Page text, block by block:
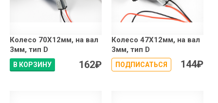
Колесо 70X12мм, на вал
3мм, тип D
В КОРЗИНУ 162₽
Колесо 47X12мм, на вал
3мм, тип D
ПОДПИСАТЬСЯ 144₽